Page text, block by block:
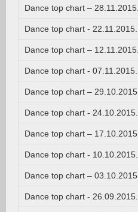
Dance top chart – 28.11.2015.
Dance top chart - 22.11.2015.
Dance top chart – 12.11.2015.
Dance top chart - 07.11.2015.
Dance top chart – 29.10.2015.
Dance top chart - 24.10.2015.
Dance top chart – 17.10.2015.
Dance top chart - 10.10.2015.
Dance top chart – 03.10.2015.
Dance top chart - 26.09.2015.